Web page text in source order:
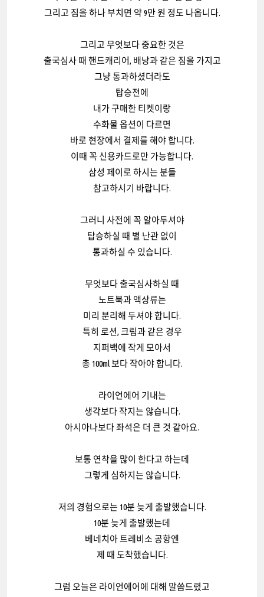
그리고 짐을 하나 부치면 약 9만 원 정도 나옵니다.
그리고 무엇보다 중요한 것은
출국심사 때 핸드캐리어, 배낭과 같은 짐을 가지고
그냥 통과하셨더라도
탑승전에
내가 구매한 티켓이랑
수화물 옵션이 다르면
바로 현장에서 결제를 해야 합니다.
이때 꼭 신용카드로만 가능합니다.
삼성 페이로 하시는 분들
참고하시기 바랍니다.
그러니 사전에 꼭 알아두셔야
탑승하실 때 별 난관 없이
통과하실 수 있습니다.
무엇보다 출국심사하실 때
노트북과 액상류는
미리 분리해 두셔야 합니다.
특히 로션, 크림과 같은 경우
지퍼백에 작게 모아서
총 100ml 보다 작아야 합니다.
라이언에어 기내는
생각보다 작지는 않습니다.
아시아나보다 좌석은 더 큰 것 같아요.
보통 연착을 많이 한다고 하는데
그렇게 심하지는 않습니다.
저의 경험으로는 10분 늦게 출발했습니다.
10분 늦게 출발했는데
베네치아 트레비소 공항엔
제 때 도착했습니다.
그럼 오늘은 라이언에어에 대해 말씀드렸고